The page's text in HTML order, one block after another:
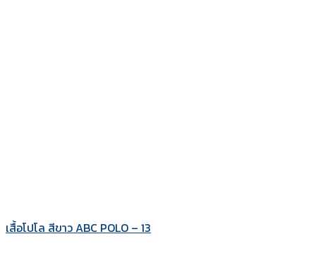
เสื้อโปโล สีขาว ABC POLO – 13